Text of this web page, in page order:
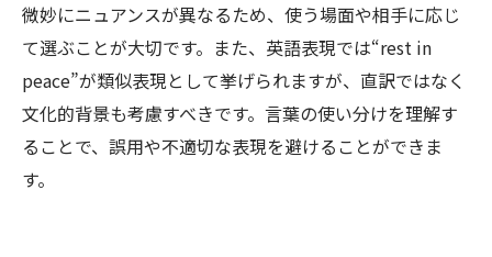
微妙にニュアンスが異なるため、使う場面や相手に応じ
て選ぶことが大切です。また、英語表現では“rest in
peace”が類似表現として挙げられますが、直訳ではなく
文化的背景も考慮すべきです。言葉の使い分けを理解す
ることで、誤用や不適切な表現を避けることができま
す。